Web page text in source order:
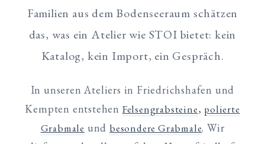
Familien aus dem Bodenseeraum schätzen
das, was ein Atelier wie STOI bietet: kein
Katalog, kein Import, ein Gespräch.
In unseren Ateliers in Friedrichshafen und
Kempten entstehen Felsengrabsteine, polierte
Grabmale und besondere Grabmale. Wir